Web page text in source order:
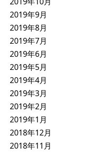
2019年9月
2019年8月
2019年7月
2019年6月
2019年5月
2019年4月
2019年3月
2019年2月
2019年1月
2018年12月
2018年11月